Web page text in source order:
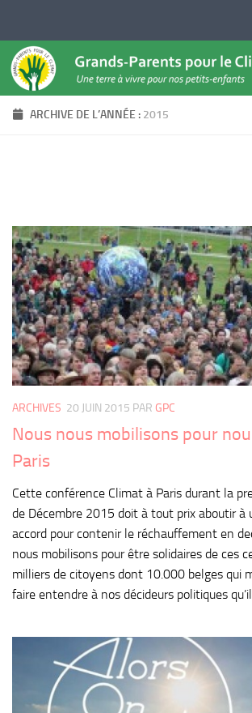
ARCHIVE DE L’ANNÉE : 2015
ARCHIVES 20 JUIN 2015 PAR GPC
Nous nous mobilisons pour
Paris
Cette conférence Climat à Paris durant la
de Décembre 2015 doit à tout prix aboutir à
accord pour contenir le réchauffement en
nous mobilisons pour être solidaires de ces
milliers de citoyens dont 10.000 belges qui
faire entendre à nos décideurs politiques